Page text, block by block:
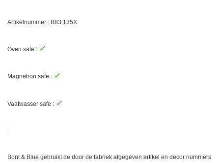
Artikelnummer : B83 135X
Oven safe : ✓
Magnetron safe : ✓
Vaatwasser safe : ✓
Bont & Blue gebruikt de door de fabriek afgegeven artikel en decor nummers